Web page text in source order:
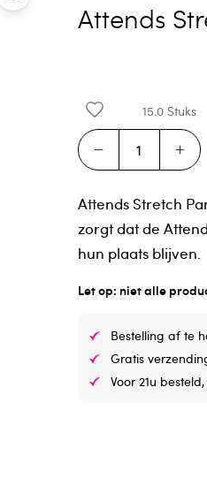
Attends
15.0 Stuks
Attends Stretch
zorgt dat de
hun plaats blijven.
Let op: niet alle
Bestelling af te
Gratis
Voor 21u besteld,